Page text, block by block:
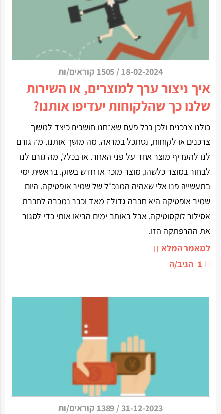
18-02-2024
/ 1505 קוראים/ות
איך ניצור ערך למוצרים, או השירות
שלנו כך שהלקוחות יעדיפו אותנו?
כולנו צרכנים ולכן בכל פעם שאנחנו חושבים כיצד למשוך
צרכנים או לקוחות, נסתכל במראה. מה מושך אותנו. מה גורם
לנו להעדיף מוצר אחד על פני האחר. או בכלל, מה גורם לנו
לבחור במוצר כלשהו, מוצר מוכר או חדש בשוק. בראשית ימי
בתעשייה פנו אלי שאהיה המנכ"ל של שמיר אופטיקה. היום
שמיר אופטיקה היא חברה גדולה מאד וכבר נמכרה לחברת
אסילור לוקסוטיקה. אבל באותם ימים הביאו אותי כדי לסגור
את ההרפתקה הזו.
למאמר המלא
1 הגיב/ה
31-12-2023
/ 1389 קוראים/ות